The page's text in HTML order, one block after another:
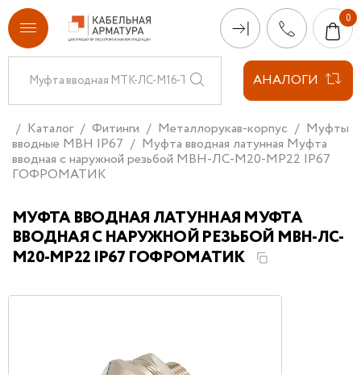
АНАЛОГИ
Каталог Фитинги Металлорукав-корпус
Муфты
вводные МВН IP67
Муфта вводная латунная Муфта
вводная с наружной резьбой МВН-ЛС-М20-МР22 IP67
ГОФРОМАТИК
МУФТА ВВОДНАЯ ЛАТУННАЯ МУФТА
ВВОДНАЯ С НАРУЖНОЙ РЕЗЬБОЙ МВН-ЛС-
М20-МР22 IP67 ГОФРОМАТИК